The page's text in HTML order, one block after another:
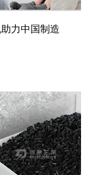
力中国制造